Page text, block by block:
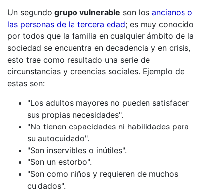
Un segundo grupo vulnerable son los ancianos o
las personas de la tercera edad; es muy conocido
por todos que la familia en cualquier ámbito de la
sociedad se encuentra en decadencia y en crisis,
esto trae como resultado una serie de
circunstancias y creencias sociales. Ejemplo de
estas son:
"Los adultos mayores no pueden satisfacer
sus propias necesidades".
"No tienen capacidades ni habilidades para
su autocuidado".
"Son inservibles o inútiles".
"Son un estorbo".
"Son como niños y requieren de muchos
cuidados".